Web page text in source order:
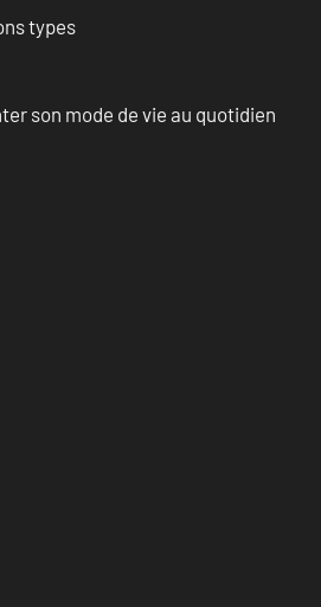
types
son mode de vie au quotidien